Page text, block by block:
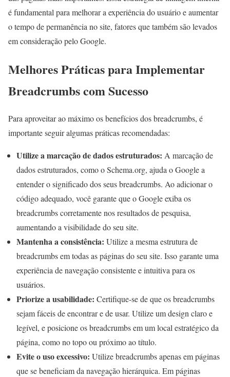
é fundamental para melhorar a experiência do usuário e aumentar
o tempo de permanência no site, fatores que também são levados
em consideração pelo Google.
Melhores Práticas para Implementar
Breadcrumbs com Sucesso
Para aproveitar ao máximo os benefícios dos breadcrumbs, é
importante seguir algumas práticas recomendadas:
Utilize a marcação de dados estruturados: A marcação de
dados estruturados, como o Schema.org, ajuda o Google a
entender o significado dos seus breadcrumbs. Ao adicionar o
código adequado, você garante que o Google exiba os
breadcrumbs corretamente nos resultados de pesquisa,
aumentando a visibilidade do seu site.
Mantenha a consistência: Utilize a mesma estrutura de
breadcrumbs em todas as páginas do seu site. Isso garante uma
experiência de navegação consistente e intuitiva para os
usuários.
Priorize a usabilidade: Certifique-se de que os breadcrumbs
sejam fáceis de encontrar e de usar. Utilize um design claro e
legível, e posicione os breadcrumbs em um local estratégico da
página, como no topo ou próximo ao título.
Evite o uso excessivo: Utilize breadcrumbs apenas em páginas
que se beneficiam da navegação hierárquica. Em páginas